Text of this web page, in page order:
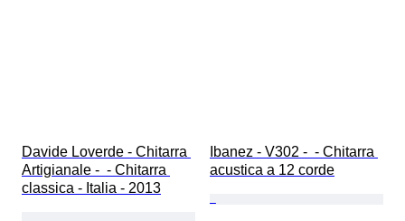
Davide Loverde - Chitarra
Artigianale -  - Chitarra
classica - Italia - 2013
Ibanez - V302 -  - Chitarra
acustica a 12 corde